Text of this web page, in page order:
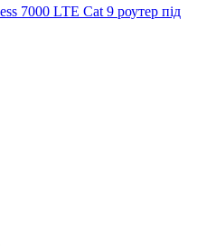
7000 LTE Cat 9 роутер під